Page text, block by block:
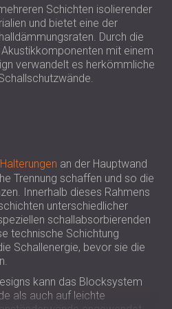
AKUSTIK FÜR
UND
FÜR
UND
FÜR DEN
UND
FÜR
(ZA)
Schichten isolierender
und bietet eine der
Durch die
mit einem
verwandelt es herkömmliche
an der Hauptwand
Trennung schaffen und so die
Innerhalb dieses Rahmens
unterschiedlicher
schallabsorbierenden
technische Schichtung
Schallenergie, bevor sie die
kann das Blocksystem
als auch auf leichte